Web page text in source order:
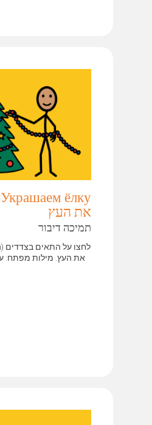
את העץ
תמיכה דיבור
לחצו על התאים בצדדים
את העץ. מילות מפתח: